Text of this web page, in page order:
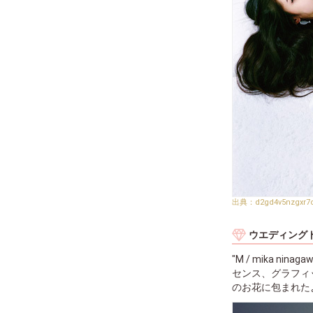
ウエディング
"M / mika
センス、グラフ
のお花に包まれ